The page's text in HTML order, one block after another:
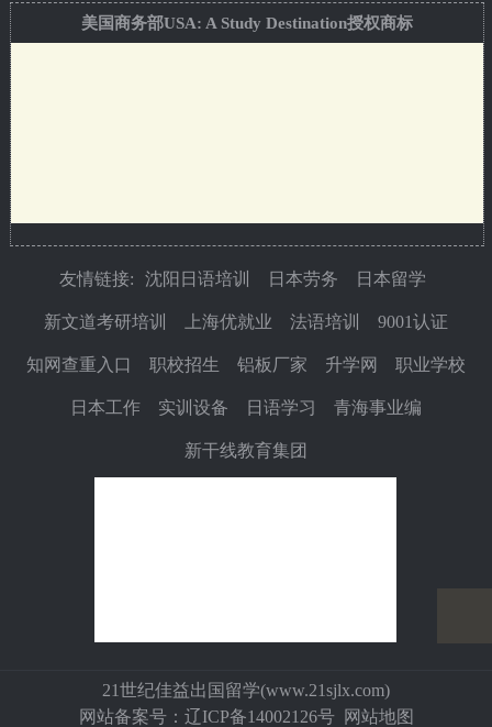
美国商务部USA: A Study Destination授权商标
友情链接: 沈阳日语培训 日本劳务 日本留学
新文道考研培训 上海优就业 法语培训 9001认证
知网查重入口 职校招生 铝板厂家 升学网 职业学校
日本工作 实训设备 日语学习 青海事业编
新干线教育集团
21世纪佳益出国留学(www.21sjlx.com)
网站备案号： 辽ICP备14002126号 网站地图